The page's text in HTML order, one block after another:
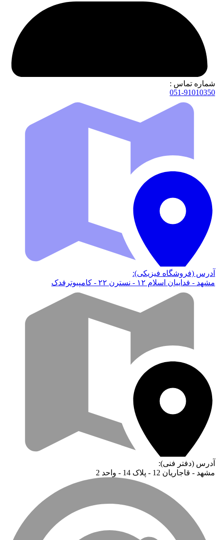
شماره تماس :
051-91010350
آدرس (فروشگاه فیزیکی):
مشهد - فداییان اسلام ۱۲ - نسترن ۲۲ - کامپیوترفدک
آدرس (دفتر فنی):
مشهد - قاجاریان 12 - پلاک 14 - واحد 2